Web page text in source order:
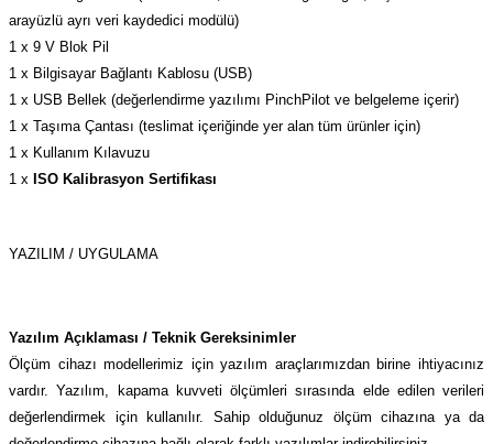
arayüzlü ayrı veri kaydedici modülü)
1 x 9 V Blok Pil
1 x Bilgisayar Bağlantı Kablosu (USB)
1 x USB Bellek (değerlendirme yazılımı PinchPilot ve belgeleme içerir)
1 x Taşıma Çantası (teslimat içeriğinde yer alan tüm ürünler için)
1 x Kullanım Kılavuzu
1 x ISO Kalibrasyon Sertifikası
YAZILIM / UYGULAMA
Yazılım Açıklaması / Teknik Gereksinimler
Ölçüm cihazı modellerimiz için yazılım araçlarımızdan birine ihtiyacınız
vardır. Yazılım, kapama kuvveti ölçümleri sırasında elde edilen verileri
değerlendirmek için kullanılır. Sahip olduğunuz ölçüm cihazına ya da